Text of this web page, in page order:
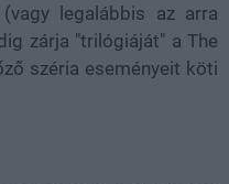
legalábbis az arra
zárja "trilógiáját" a The
széria eseményeit köti